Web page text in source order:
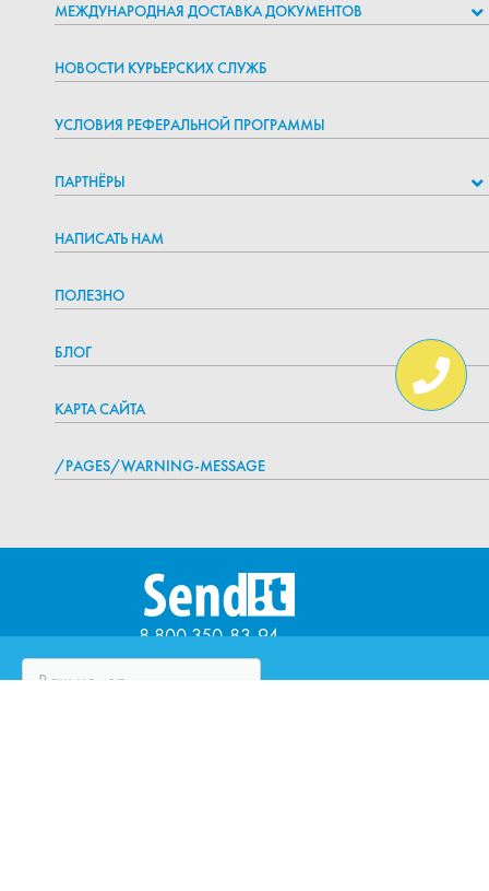
МЕЖДУНАРОДНАЯ ДОСТАВКА ДОКУМЕНТОВ
НОВОСТИ КУРЬЕРСКИХ СЛУЖБ
УСЛОВИЯ РЕФЕРАЛЬНОЙ ПРОГРАММЫ
ПАРТНЁРЫ
НАПИСАТЬ НАМ
ПОЛЕЗНО
БЛОГ
КАРТА САЙТА
/PAGES/WARNING-MESSAGE
8 800 350-83-94